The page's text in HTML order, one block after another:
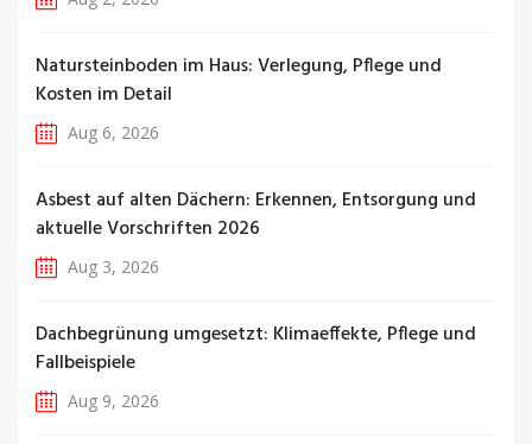
Natursteinboden im Haus: Verlegung, Pflege und
Kosten im Detail
Aug 6, 2026
Asbest auf alten Dächern: Erkennen, Entsorgung und
aktuelle Vorschriften 2026
Aug 3, 2026
Dachbegrünung umgesetzt: Klimaeffekte, Pflege und
Fallbeispiele
Aug 9, 2026